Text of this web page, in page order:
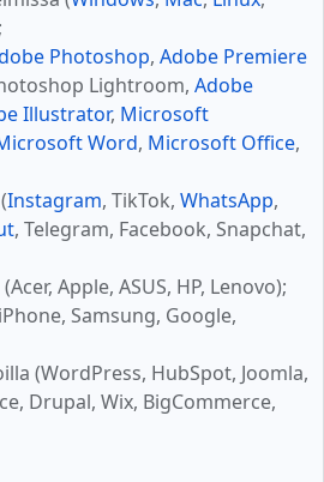
Photoshop, Adobe Premiere
Lightroom, Adobe
Illustrator, Microsoft
Word, Microsoft Office,
Instagram, TikTok, WhatsApp,
, Telegram, Facebook, Snapchat,
Apple, ASUS, HP, Lenovo);
Samsung, Google,
(WordPress, HubSpot, Joomla,
Drupal, Wix, BigCommerce,